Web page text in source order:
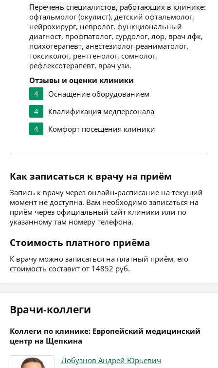
Перечень специалистов, работающих в клинике:
офтальмолог (окулист), детский офтальмолог,
нейрохирург, невролог, функциональный
диагност, профпатолог, сурдолог, лор, врач лфк,
психотерапевт, анестезиолог-реаниматолог,
токсиколог, рентгенолог, сомнолог,
рефлексотерапевт, врач узи.
Отзывы и оценки клиники
4
Оснащение оборудованием
4
Квалификация медперсонала
4
Комфорт посещения клиники
Как записаться к врачу на приём
Запись к врачу через онлайн-расписание на текущий
момент не доступна. Вам необходимо записаться на
приём через официальный сайт клиники или по
указанному там номеру телефона.
Стоимость платного приёма
К врачу можно записаться на платный приём, его
стоимость составит от 14852 руб.
Врачи-коллеги
Коллеги по клинике: Европейский медицинский
центр на Щепкина
Лобузнов Андрей Юрьевич